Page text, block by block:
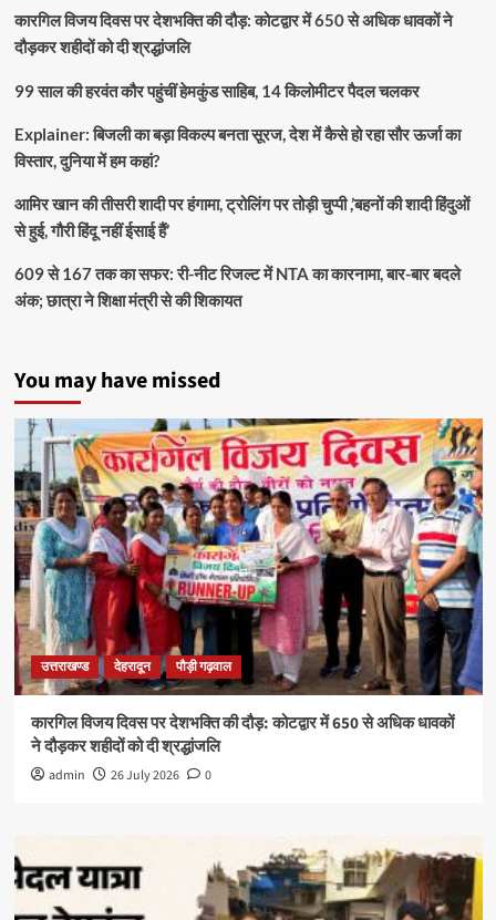
कारगिल विजय दिवस पर देशभक्ति की दौड़: कोटद्वार में 650 से अधिक धावकों ने
दौड़कर शहीदों को दी श्रद्धांजलि
99 साल की हरवंत कौर पहुंचीं हेमकुंड साहिब, 14 किलोमीटर पैदल चलकर
Explainer: बिजली का बड़ा विकल्प बनता सूरज, देश में कैसे हो रहा सौर ऊर्जा का
विस्तार, दुनिया में हम कहां?
आमिर खान की तीसरी शादी पर हंगामा, ट्रोलिंग पर तोड़ी चुप्पी ,’बहनों की शादी हिंदुओं
से हुई, गौरी हिंदू नहीं ईसाई हैं’
609 से 167 तक का सफर: री-नीट रिजल्ट में NTA का कारनामा, बार-बार बदले
अंक; छात्रा ने शिक्षा मंत्री से की शिकायत
You may have missed
उत्तराखण्ड देहरादून पौड़ी गढ़वाल
कारगिल विजय दिवस पर देशभक्ति की दौड़: कोटद्वार में 650 से अधिक धावकों
ने दौड़कर शहीदों को दी श्रद्धांजलि
admin 26 July 2026 0